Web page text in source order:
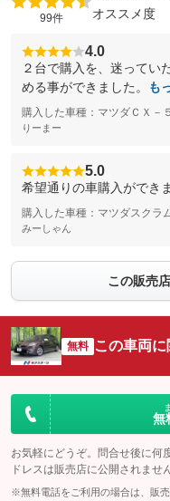
99件 オススメ度
4.0
２台で購入を、迷ってい
める事ができました。
も
購入した車種：マツダＣＸ－５
りーまー
5.0
希望通りの車購入ができ
購入した車種：マツダスクラ
みーしゃん
この販売
無料 この車両
無
お気軽にどうぞ。問合せ後に何
ドレスは販売店に公開されません
※無料電話をご利用の場合は、販